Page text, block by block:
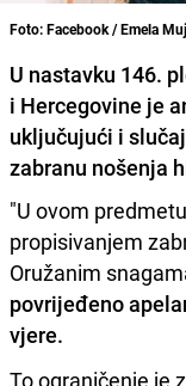
Foto: Facebook / Emela
U nastavku 146.
i Hercegovine je
uključujući i
zabranu nošenja
"U ovom
propisivanjem
Oružanim
povrijeđeno
vjere.
To ograničenje je